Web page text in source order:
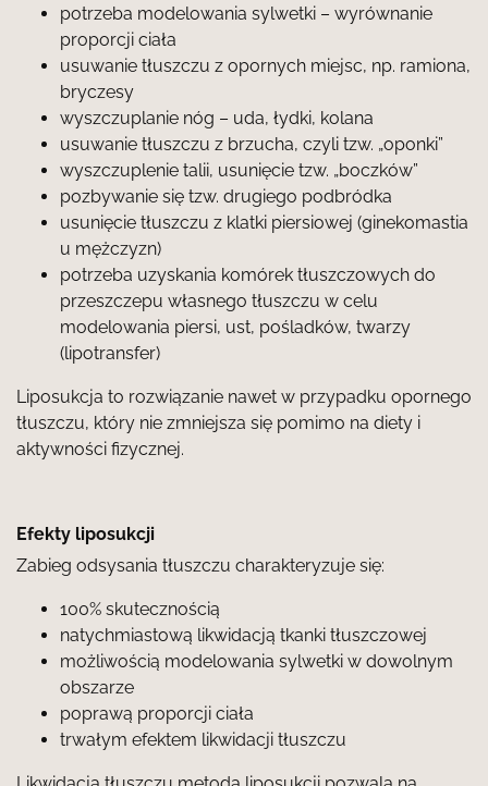
potrzeba modelowania sylwetki – wyrównanie
proporcji ciała
usuwanie tłuszczu z opornych miejsc, np. ramiona,
bryczesy
wyszczuplanie nóg – uda, łydki, kolana
usuwanie tłuszczu z brzucha, czyli tzw. „oponki”
wyszczuplenie talii, usunięcie tzw. „boczków”
pozbywanie się tzw. drugiego podbródka
usunięcie tłuszczu z klatki piersiowej (ginekomastia
u mężczyzn)
potrzeba uzyskania komórek tłuszczowych do
przeszczepu własnego tłuszczu w celu
modelowania piersi, ust, pośladków, twarzy
(lipotransfer)
Liposukcja to rozwiązanie nawet w przypadku opornego
tłuszczu, który nie zmniejsza się pomimo na diety i
aktywności fizycznej.
Efekty liposukcji
Zabieg odsysania tłuszczu charakteryzuje się:
100% skutecznością
natychmiastową likwidacją tkanki tłuszczowej
możliwością modelowania sylwetki w dowolnym
obszarze
poprawą proporcji ciała
trwałym efektem likwidacji tłuszczu